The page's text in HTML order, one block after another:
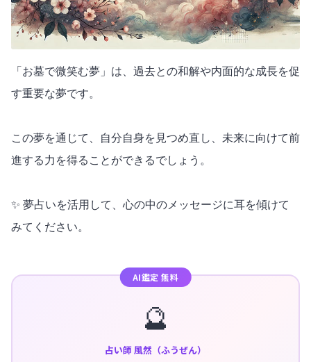
「お墓で微笑む夢」は、過去との和解や内面的な成長を促
す重要な夢です。
この夢を通じて、自分自身を見つめ直し、未来に向けて前
進する力を得ることができるでしょう。
✨ 夢占いを活用して、心の中のメッセージに耳を傾けて
みてください。
AI鑑定 無料
🔮
占い師 風然（ふうぜん）